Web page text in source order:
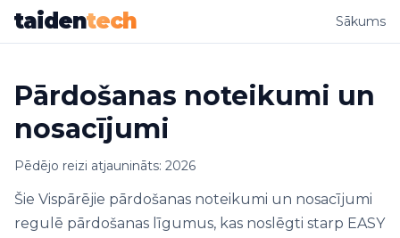
taidentech Sākums
Pārdošanas noteikumi un
nosacījumi
Pēdējo reizi atjaunināts: 2026
Šie Vispārējie pārdošanas noteikumi un nosacījumi
regulē pārdošanas līgumus, kas noslēgti starp EASY